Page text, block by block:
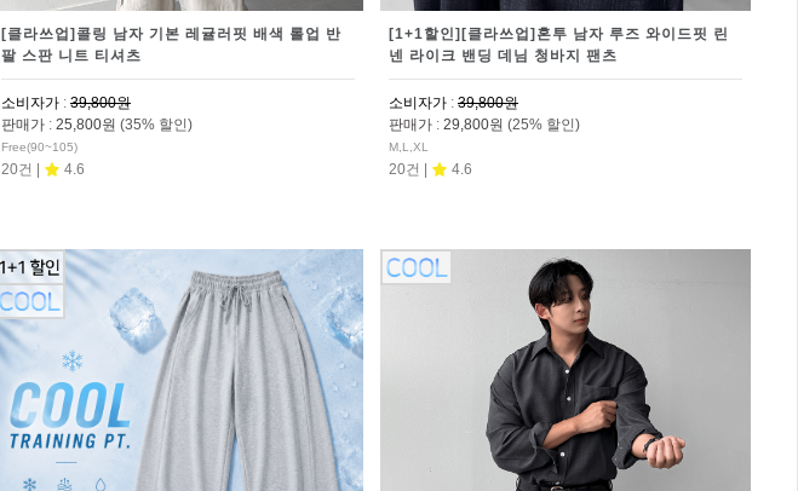
[클라쓰업]콜링 남자 기본 레귤러핏 배색 롤업 반
팔 스판 니트 티셔츠
소비자가 : 39,800원
판매가 : 25,800원 (35% 할인)
Free(90~105)
20건 | 4.6
[1+1할인][클라쓰업]혼투 남자 루즈 와이드핏 린
넨 라이크 밴딩 데님 청바지 팬츠
소비자가 : 39,800원
판매가 : 29,800원 (25% 할인)
M,L,XL
20건 | 4.6